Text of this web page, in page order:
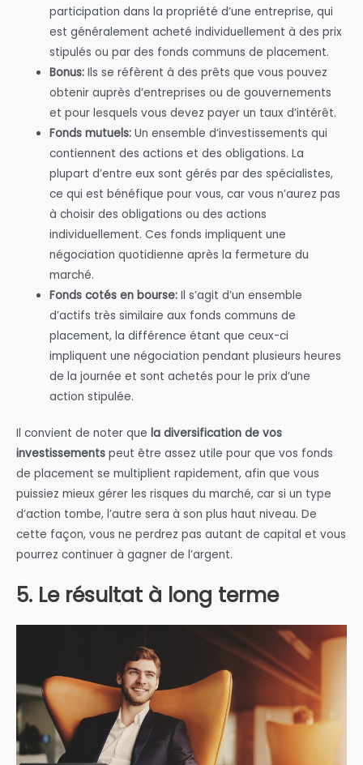
participation dans la propriété d’une entreprise, qui
est généralement acheté individuellement à des prix
stipulés ou par des fonds communs de placement.
Bonus: Ils se réfèrent à des prêts que vous pouvez
obtenir auprès d’entreprises ou de gouvernements
et pour lesquels vous devez payer un taux d’intérêt.
Fonds mutuels: Un ensemble d’investissements qui
contiennent des actions et des obligations. La
plupart d’entre eux sont gérés par des spécialistes,
ce qui est bénéfique pour vous, car vous n’aurez pas
à choisir des obligations ou des actions
individuellement. Ces fonds impliquent une
négociation quotidienne après la fermeture du
marché.
Fonds cotés en bourse: Il s’agit d’un ensemble
d’actifs très similaire aux fonds communs de
placement, la différence étant que ceux-ci
impliquent une négociation pendant plusieurs heures
de la journée et sont achetés pour le prix d’une
action stipulée.
Il convient de noter que la diversification de vos
investissements peut être assez utile pour que vos fonds
de placement se multiplient rapidement, afin que vous
puissiez mieux gérer les risques du marché, car si un type
d’action tombe, l’autre sera à son plus haut niveau. De
cette façon, vous ne perdrez pas autant de capital et vous
pourrez continuer à gagner de l’argent.
5. Le résultat à long terme